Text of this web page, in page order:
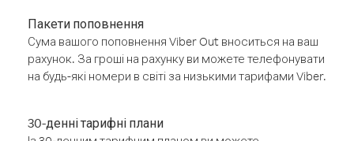
Пакети поповнення
Сума вашого поповнення Viber Out вноситься на ваш
рахунок. За гроші на рахунку ви можете телефонувати
на будь-які номери в світі за низькими тарифами Viber.
30-денні тарифні плани